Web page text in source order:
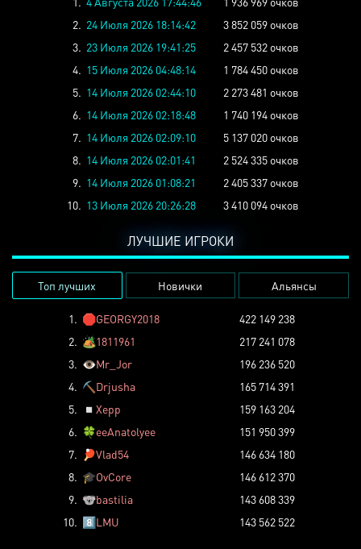
2. 24 Июля 2026 18:14:42
3 852 059 очков
3. 23 Июля 2026 19:41:25
2 457 532 очков
4. 15 Июля 2026 04:48:14
1 784 450 очков
5. 14 Июля 2026 02:44:10
2 273 481 очков
6. 14 Июля 2026 02:18:48
1 740 194 очков
7. 14 Июля 2026 02:09:10
5 137 020 очков
8. 14 Июля 2026 02:01:41
2 524 335 очков
9. 14 Июля 2026 01:08:21
2 405 337 очков
10. 13 Июля 2026 20:26:28 3 410 094 очков
ЛУЧШИЕ ИГРОКИ
Топ лучших Новички Альянсы
1. 🛑GEORGY2018
422 149 238
2. 🏕️1811961
217 241 078
3. 👁️Mr_Jor
196 236 520
4. ⛏️ Drjusha
165 714 391
5.
◽ Xepp
159 163 204
6. 🍀eeAnatolyee
151 950 399
7.
🏓Vlad54
146 634 180
8. 🎓OvCore
146 612 370
9. 🐨bastilia
143 608 339
10. 8️⃣LMU 143 562 522